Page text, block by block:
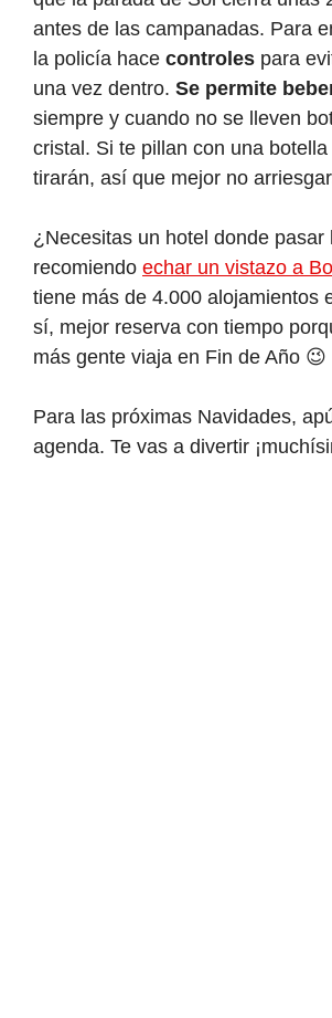
antes de las campanadas. Para
la policía hace controles para
una vez dentro. Se permite
siempre y cuando no se lleven
cristal. Si te pillan con una
tirarán, así que mejor no
¿Necesitas un hotel donde pasar
recomiendo echar un vistazo a
tiene más de 4.000 alojamientos
sí, mejor reserva con tiempo
más gente viaja en Fin de Año 😉
Para las próximas Navidades,
agenda. Te vas a divertir